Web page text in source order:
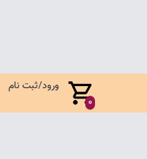
0
ورود/ثبت نام